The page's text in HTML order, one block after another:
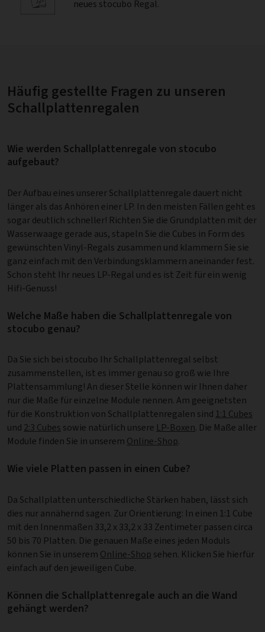
neues stocubo Regal.
Häufig gestellte Fragen zu unseren
Schallplattenregalen
Wie werden Schallplattenregale von stocubo
aufgebaut?
Der Aufbau eines unserer Schallplattenregale dauert nicht
länger als das Anhören einer LP. In den meisten Fällen geht es
sogar deutlich schneller! Richten Sie die Grundplatten mit der
Wasserwaage gerade aus, stapeln Sie die Cubes in Form des
gewünschten Vinyl-Regals zusammen und klammern Sie sie
ganz einfach mit den Verbindungsklammern aneinander fest.
Schon steht Ihr neues LP-Regal und es ist Zeit für ein wenig
Hifi-Genuss!
Welche Maße haben die Schallplattenregale von
stocubo genau?
Da Sie sich bei stocubo Ihr Schallplattenregal selbst
zusammenstellen, ist es immer genau so groß wie Ihre
Plattensammlung! An dieser Stelle können wir Ihnen daher
nur die Maße für einzelne Module nennen. Am geeignetsten
für die Konstruktion von Schallplattenregalen sind 1:1 Cubes
und 2:3 Cubes sowie natürlich unsere LP-Boxen. Die Maße aller
Module finden Sie in unserem Online-Shop.
Wie viele Platten passen in einen Cube?
Da Schallplatten unterschiedliche Stärken haben, lässt sich
dies nur annähernd sagen. Zur Orientierung: In einen 1:1 Cube
mit den Innenmaßen 33,2 x 33,2 x 33 Zentimeter passen circa
50 bis 70 Platten. Die genauen Maße eines jeden Moduls
können Sie in unserem Online-Shop sehen. Klicken Sie hierfür
einfach auf den jeweiligen Cube.
Können die Schallplattenregale auch an die Wand
gehängt werden?